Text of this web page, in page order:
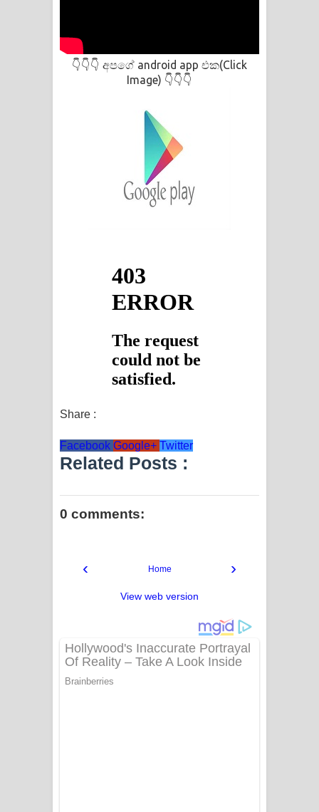
👇👇👇 අපගේ android app එක(Click
Image) 👇👇👇
Share :
Facebook Google+ Twitter
Related Posts :
0 comments:
‹ ›
Home
View web version